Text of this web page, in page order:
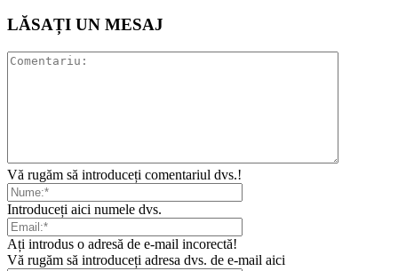
LĂSAȚI UN MESAJ
Vă rugăm să introduceți comentariul dvs.!
Introduceți aici numele dvs.
Ați introdus o adresă de e-mail incorectă!
Vă rugăm să introduceți adresa dvs. de e-mail aici